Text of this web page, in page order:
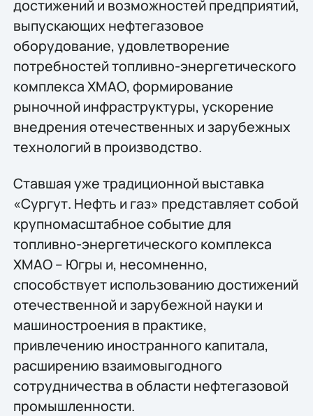
достижений и возможностей предприятий,
выпускающих нефтегазовое
оборудование, удовлетворение
потребностей топливно-энергетического
комплекса ХМАО, формирование
рыночной инфраструктуры, ускорение
внедрения отечественных и зарубежных
технологий в производство.
Ставшая уже традиционной выставка
«Сургут. Нефть и газ» представляет собой
крупномасштабное событие для
топливно-энергетического комплекса
ХМАО – Югры и, несомненно,
способствует использованию достижений
отечественной и зарубежной науки и
машиностроения в практике,
привлечению иностранного капитала,
расширению взаимовыгодного
сотрудничества в области нефтегазовой
промышленности.